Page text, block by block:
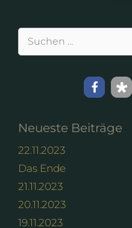
Suchen
Neueste Beiträge
22.11.2023
Das Ende
21.11.2023
20.11.2023
19.11.2023